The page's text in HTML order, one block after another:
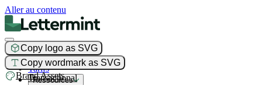
Aller au contenu
Copy logo as SVG
Copy wordmark as SVG
Brand Assets
Produit
Transactional
Tarifs
Ressources